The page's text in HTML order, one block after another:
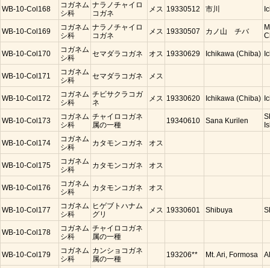
WB-10-Col168
コガネム
シ科
ナラノチャイロ
コガネ
メス 19330512 市川
WB-10-Col169
コガネム
シ科
ナラノチャイロ
コガネ
メス 19330507 カノ山 チバ
WB-10-Col170
コガネム
シ科
セマダラコガネ オス 19330629 Ichikawa (Chiba)
WB-10-Col171
コガネム
シ科
セマダラコガネ メス
WB-10-Col172
コガネム
シ科
チビサクラコガ
ネ
メス 19330620 Ichikawa (Chiba)
WB-10-Col173
コガネム
シ科
チャイロコガネ
属の一種
19340610 Sana Kurilen
WB-10-Col174
コガネム
シ科
カタモンコガネ オス
WB-10-Col175
コガネム
シ科
カタモンコガネ オス
WB-10-Col176
コガネム
シ科
カタモンコガネ オス
WB-10-Col177
コガネム
シ科
ヒゲブトハナム
グリ
メス 19330601 Shibuya
WB-10-Col178
コガネム
シ科
チャイロコガネ
属の一種
WB-10-Col179
コガネム
シ科
カンショコガネ
属の一種
193206** Mt. Ari, Formosa